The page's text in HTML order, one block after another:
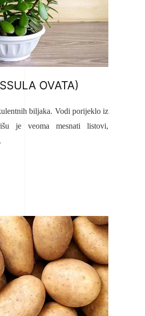
OVATA)
biljaka. Vodi porijeklo iz
je veoma mesnati listovi,